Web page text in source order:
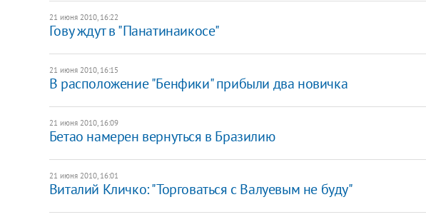
21 июня 2010, 16:22
Гову ждут в "Панатинаикосе"
21 июня 2010, 16:15
В расположение "Бенфики" прибыли два новичка
21 июня 2010, 16:09
Бетао намерен вернуться в Бразилию
21 июня 2010, 16:01
Виталий Кличко: "Торговаться с Валуевым не буду"